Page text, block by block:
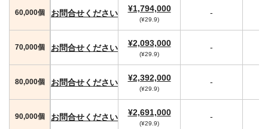
60,000個 お問合せください ¥1,794,000
(¥29.9)
-
70,000個 お問合せください ¥2,093,000
(¥29.9)
-
80,000個 お問合せください ¥2,392,000
(¥29.9)
-
90,000個 お問合せください ¥2,691,000
(¥29.9)
-